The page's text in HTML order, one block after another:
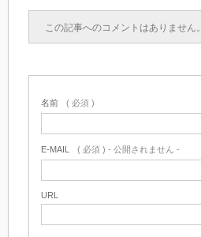
この記事へのコメントはありません。
名前 ( 必須 )
E-MAIL ( 必須 ) - 公開されません -
URL